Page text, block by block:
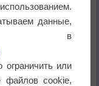
через тень
волны тепла
данные,
в
или
файлов cookie,